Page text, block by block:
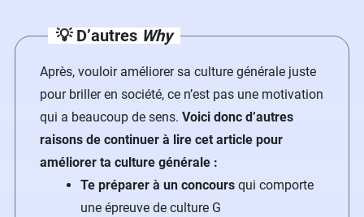
💡 D’autres Why
Après, vouloir améliorer sa culture générale juste
pour briller en société, ce n’est pas une motivation
qui a beaucoup de sens. Voici donc d’autres
raisons de continuer à lire cet article pour
améliorer ta culture générale :
Te préparer à un concours qui comporte
une épreuve de culture G